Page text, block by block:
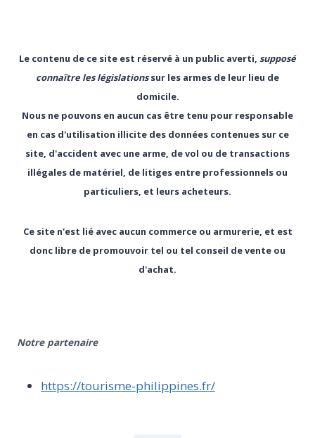
DURABLE
Le contenu de ce site est réservé à un public averti, supposé
connaître les législationssur les armes de leur lieu de
domicile.
Nous ne pouvons en aucun cas être tenu pour responsable
en cas d'utilisation illicite des données contenues sur ce
site, d'accident avec une arme, de vol ou de transactions
illégales de matériel, de litiges entre professionnels ou
particuliers, et leurs acheteurs.
Ce site n'est lié avec aucun commerce ou armurerie, et est
donc libre de promouvoir tel ou tel conseil de vente ou
d'achat.
Notre partenaire
https://tourisme-philippines.fr/